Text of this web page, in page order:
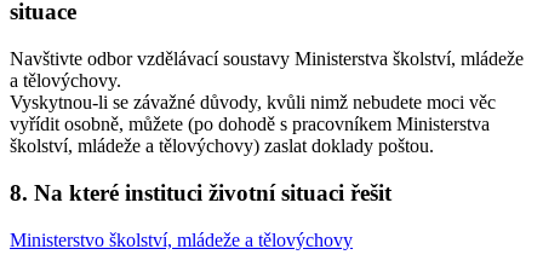
situace
Navštivte odbor vzdělávací soustavy Ministerstva školství, mládeže
a tělovýchovy.
Vyskytnou-li se závažné důvody, kvůli nimž nebudete moci věc
vyřídit osobně, můžete (po dohodě s pracovníkem Ministerstva
školství, mládeže a tělovýchovy) zaslat doklady poštou.
8. Na které instituci životní situaci řešit
Ministerstvo školství, mládeže a tělovýchovy